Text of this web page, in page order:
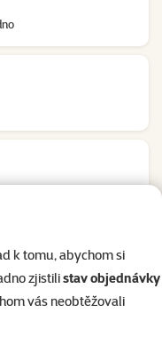
k tomu, abychom si
zjistilistav objednávky
vás neobtěžovali